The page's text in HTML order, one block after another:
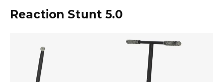
Reaction Stunt 5.0